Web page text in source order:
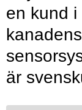
en kund
är